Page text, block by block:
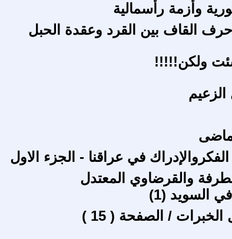
وأزمة رأسمالية
القاف بين القرد وعقدة الحبل
ولكن!!!!!
في عراقنا - الجزء الاول
والقرضاوي المعتدل
السويد (1)
/ الصفحة ( 15 )